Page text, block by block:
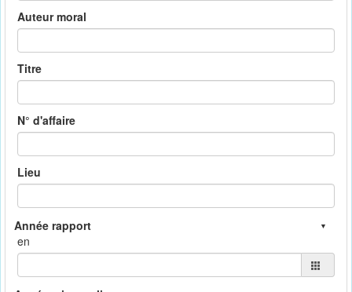
Auteur moral
Titre
N° d'affaire
Lieu
en